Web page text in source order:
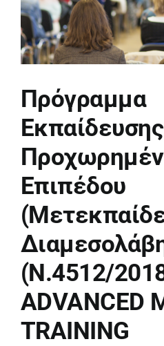
Πρόγραμμα
Εκπαίδευσης
Επιπέδου
(Ν.4512/
ADVANCED
TRAINING